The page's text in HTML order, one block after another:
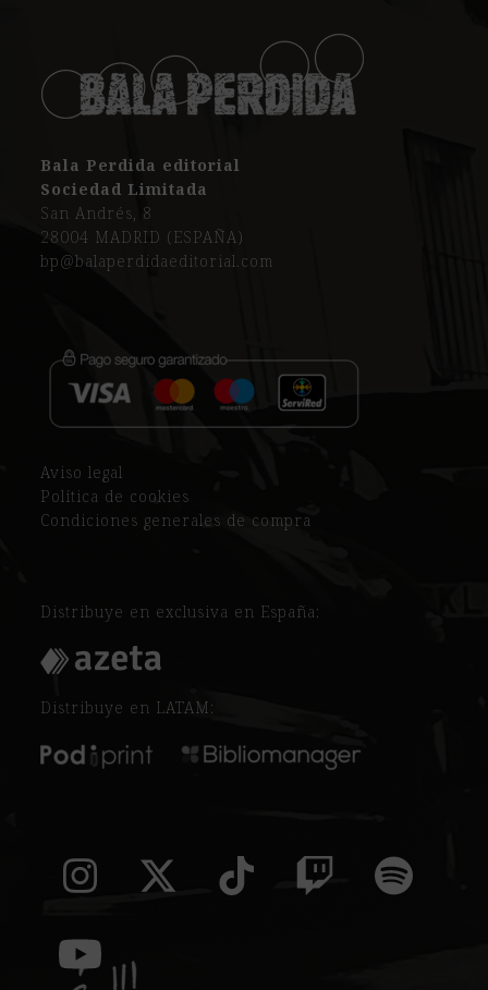
Bala Perdida editorial
Sociedad Limitada
San Andrés, 8
28004 MADRID (ESPAÑA)
bp@balaperdidaeditorial.com
Aviso legal
Política de cookies
Condiciones generales de compra
Distribuye en exclusiva en España:
Distribuye en LATAM:
Instagram
TwitterTiktokTwitch
YouTube